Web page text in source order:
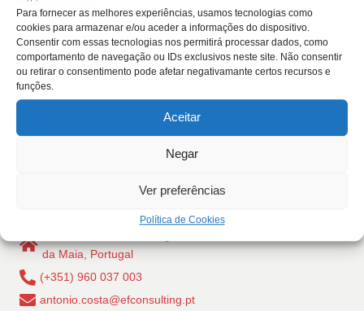
Para fornecer as melhores experiências, usamos tecnologias como
cookies para armazenar e/ou aceder a informações do dispositivo.
Consentir com essas tecnologias nos permitirá processar dados, como
comportamento de navegação ou IDs exclusivos neste site. Não consentir
ou retirar o consentimento pode afetar negativamante certos recursos e
funções.
Aceitar
Negar
Ver preferências
Política de Cookies
n
g
.
p
a ambiguidade
Posted
António Nogueira da Costa Março 25, 2016
A ambiguidade está sempre presente na interpretação
de qualquer elemento com relevância empresarial e
numa…
da Maia, Portugal
(+351) 960 037 003
antonio.costa@efconsulting.pt